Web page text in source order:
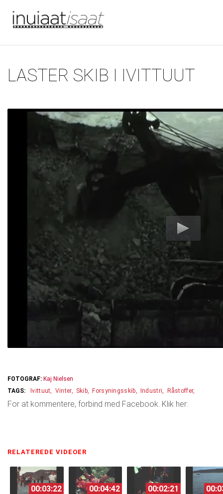
Du er her
LASTER SKIB I IVITTUUT
FOTOGRAF: Kaj Nielsen
Ivittuut
Vinter Skib Forsyningsskib Industri Råstoffer
For at kommentere, forbind med Facebook. Klik her:
RELATEREDE VIDEOER
00:03:22 00:04:42 00:02:21